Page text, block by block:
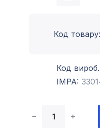
Код товару:
Код
IMPA: